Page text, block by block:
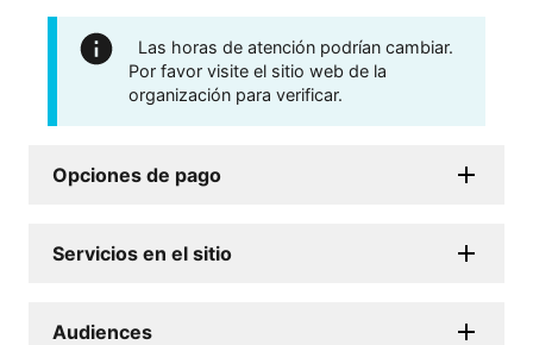
Las horas de atención podrían cambiar.
Por favor visite el sitio web de la
organización para verificar.
Opciones de pago
Servicios en el sitio
Audiences